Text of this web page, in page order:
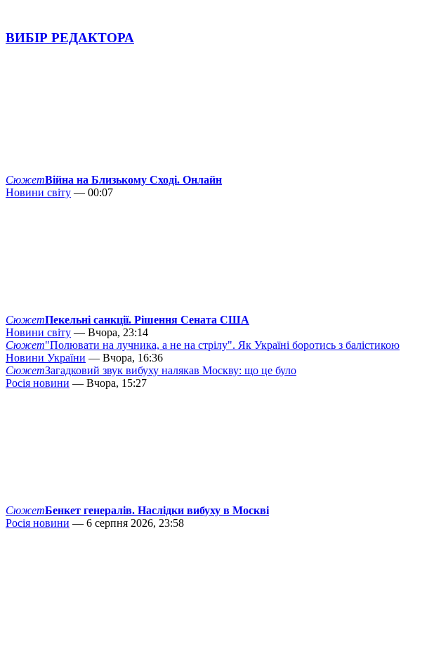
ВИБІР РЕДАКТОРА
СюжетВійна на Близькому Сході. Онлайн
Новини світу — 00:07
СюжетПекельні санкції. Рішення Сената США
Новини світу — Вчора, 23:14
Сюжет"Полювати на лучника, а не на стрілу". Як Україні боротись з балістикою
Новини України — Вчора, 16:36
СюжетЗагадковий звук вибуху налякав Москву: що це було
Росія новини — Вчора, 15:27
СюжетБенкет генералів. Наслідки вибуху в Москві
Росія новини — 6 серпня 2026, 23:58